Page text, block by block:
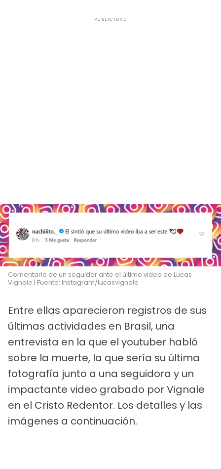
PUBLICIDAD
Comentario de un seguidor ante el último video de Lucas
Vignale | Fuente: Instagram/lucasvignale
Entre ellas aparecieron registros de sus
últimas actividades en Brasil, una
entrevista en la que el youtuber habló
sobre la muerte, la que sería su última
fotografía junto a una seguidora y un
impactante video grabado por Vignale
en el Cristo Redentor. Los detalles y las
imágenes a continuación.